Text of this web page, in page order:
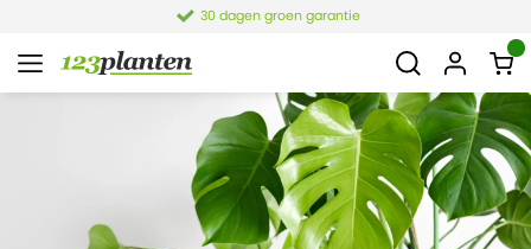
30 dagen groen garantie